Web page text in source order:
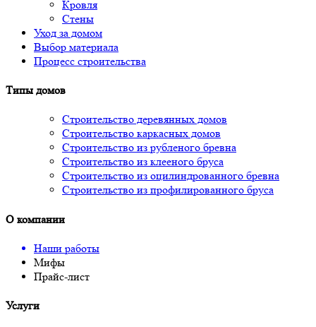
Кровля
Стены
Уход за домом
Выбор материала
Процесс строительства
Типы домов
Строительство деревянных домов
Строительство каркасных домов
Строительство из рубленого бревна
Строительство из клееного бруса
Строительство из оцилиндрованного бревна
Строительство из профилированного бруса
О компании
Наши работы
Мифы
Прайс-лист
Услуги